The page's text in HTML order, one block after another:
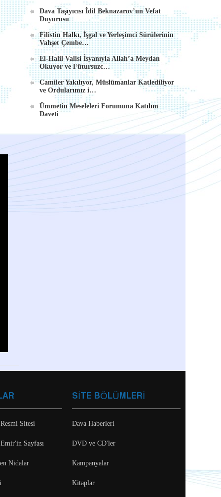
Dava Taşıyıcısı İdil Beknazarov’un Vefat
Duyurusu
Filistin Halkı, İşgal ve Yerleşimci Sürülerinin
Vahşet Çembe…
El-Halil Valisi İsyanıyla Allah’a Meydan
Okuyor ve Fütursuzc…
Camiler Yakılıyor, Müslümanlar Katlediliyor
ve Ordularımız i…
Ümmetin Meseleleri Forumuna Katılım
Daveti
SİTE BÖLÜMLERİ
Dava Haberleri
DVD ve CD'ler
Kampanyalar
Kitaplar
Sitesi
Sayfası
Nidalar